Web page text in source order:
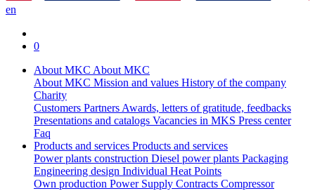
en
0
About MKC About MKC
About MKC Mission and values History of the company
Charity
Customers PartnersAwards, letters of gratitude, feedbacks
Presentations and catalogs Vacancies in MKS Press center
Faq
Products and services Products and services
Power plants construction Diesel power plants Packaging
Engineering design Individual Heat Points
Own production Power Supply Contracts Compressor